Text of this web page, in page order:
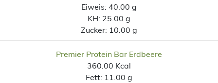
Eiweis: 40.00 g
KH: 25.00 g
Zucker: 10.00 g
Premier Protein Bar Erdbeere
360.00 Kcal
Fett: 11.00 g